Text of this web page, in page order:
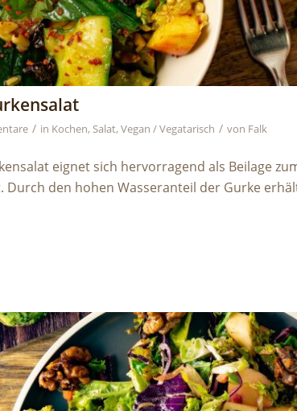
/ in Kochen, Salat, Vegan / Vegatarisch / von Falk
eignet sich hervorragend als Beilage
Durch den hohen Wasseranteil der Gurke